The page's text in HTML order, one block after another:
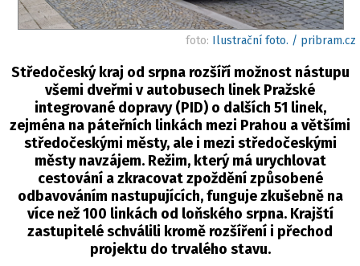
foto: Ilustrační foto. / pribram.cz
Středočeský kraj od srpna rozšíří možnost nástupu
všemi dveřmi v autobusech linek Pražské
integrované dopravy (PID) o dalších 51 linek,
zejména na páteřních linkách mezi Prahou a většími
středočeskými městy, ale i mezi středočeskými
městy navzájem. Režim, který má urychlovat
cestování a zkracovat zpoždění způsobené
odbavováním nastupujících, funguje zkušebně na
více než 100 linkách od loňského srpna. Krajští
zastupitelé schválili kromě rozšíření i přechod
projektu do trvalého stavu.